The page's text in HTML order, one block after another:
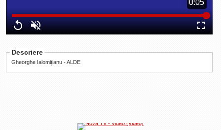
Subiecte grele
Bucuria Credinţei
Replica Braşovului
Loaded:
0%
0:05
Progress:
0%
Replay Unmute
Duration
Time
0:05
Descriere
Gheorghe Ialomiţianu - ALDE